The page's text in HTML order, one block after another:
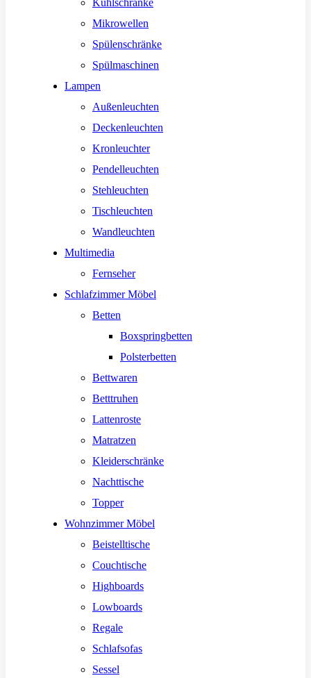
Kühlschränke
Mikrowellen
Spülenschränke
Spülmaschinen
Lampen
Außenleuchten
Deckenleuchten
Kronleuchter
Pendelleuchten
Stehleuchten
Tischleuchten
Wandleuchten
Multimedia
Fernseher
Schlafzimmer Möbel
Betten
Boxspringbetten
Polsterbetten
Bettwaren
Betttruhen
Lattenroste
Matratzen
Kleiderschränke
Nachttische
Topper
Wohnzimmer Möbel
Beistelltische
Couchtische
Highboards
Lowboards
Regale
Schlafsofas
Sessel